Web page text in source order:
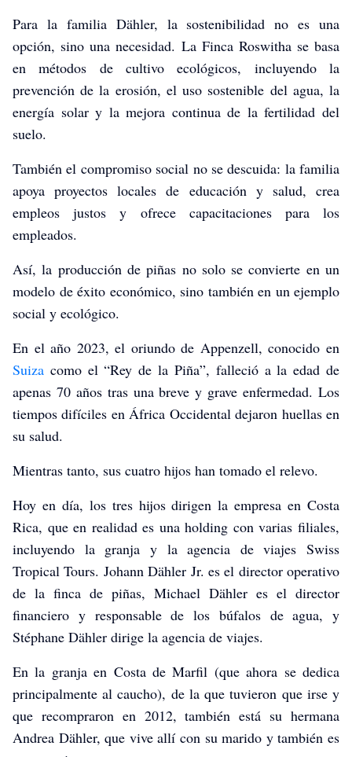
Para la familia Dähler, la sostenibilidad no es una
opción, sino una necesidad. La Finca Roswitha se basa
en métodos de cultivo ecológicos, incluyendo la
prevención de la erosión, el uso sostenible del agua, la
energía solar y la mejora continua de la fertilidad del
suelo.
También el compromiso social no se descuida: la familia
apoya proyectos locales de educación y salud, crea
empleos justos y ofrece capacitaciones para los
empleados.
Así, la producción de piñas no solo se convierte en un
modelo de éxito económico, sino también en un ejemplo
social y ecológico.
En el año 2023, el oriundo de Appenzell, conocido en
Suiza como el “Rey de la Piña”, falleció a la edad de
apenas 70 años tras una breve y grave enfermedad. Los
tiempos difíciles en África Occidental dejaron huellas en
su salud.
Mientras tanto, sus cuatro hijos han tomado el relevo.
Hoy en día, los tres hijos dirigen la empresa en Costa
Rica, que en realidad es una holding con varias filiales,
incluyendo la granja y la agencia de viajes Swiss
Tropical Tours. Johann Dähler Jr. es el director operativo
de la finca de piñas, Michael Dähler es el director
financiero y responsable de los búfalos de agua, y
Stéphane Dähler dirige la agencia de viajes.
En la granja en Costa de Marfil (que ahora se dedica
principalmente al caucho), de la que tuvieron que irse y
que recompraron en 2012, también está su hermana
Andrea Dähler, que vive allí con su marido y también es